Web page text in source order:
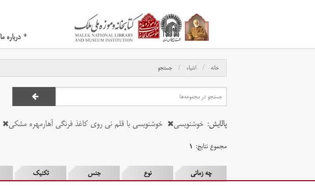
درباره ما +
خانه اشیاء جستجو
پالایش: خوشنویسی خوشنویسی با قلم نی روی کاغذ فرنگی آهارمهره مشکی
مجموع نتایج: ۱
چه زمانی نوع جنس تکنیک